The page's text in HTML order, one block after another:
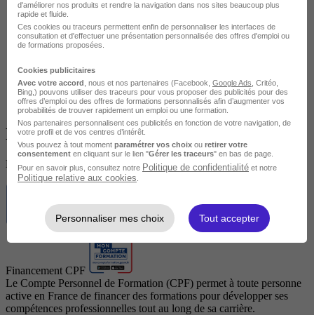
Financement
Des solutions de financement pour vous aider
Financement CPF
Le Compte Personnel de Formation (CPF) permet à toute personne
active en France de financer des formations pour développer ses
compétences professionnelles tout au long de sa carrière.
d'améliorer nos produits et rendre la navigation dans nos sites beaucoup plus
rapide et fluide.
Ces cookies ou traceurs permettent enfin de personnaliser les interfaces de
consultation et d'effectuer une présentation personnalisée des offres d'emploi ou
de formations proposées.
Cookies publicitaires
Avec votre accord , nous et nos partenaires (Facebook, Google Ads , Critéo,
Bing,) pouvons utiliser des traceurs pour vous proposer des publicités pour des
offres d’emploi ou des offres de formations personnalisés afin d’augmenter vos
probabilités de trouver rapidement un emploi ou une formation.
Nos partenaires personnalisent ces publicités en fonction de votre navigation, de
votre profil et de vos centres d’intérêt.
Vous pouvez à tout moment paramétrer vos choix ou retirer votre
consentement en cliquant sur le lien "Gérer les traceurs" en bas de page.
Pour en savoir plus, consultez notre Politique de confidentialité et notre
Politique relative aux cookies
Personnaliser mes choix Tout accepter